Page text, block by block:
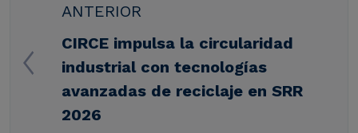
ANTERIOR
CIRCE impulsa la circularidad
industrial con tecnologías
avanzadas de reciclaje en SRR
2026